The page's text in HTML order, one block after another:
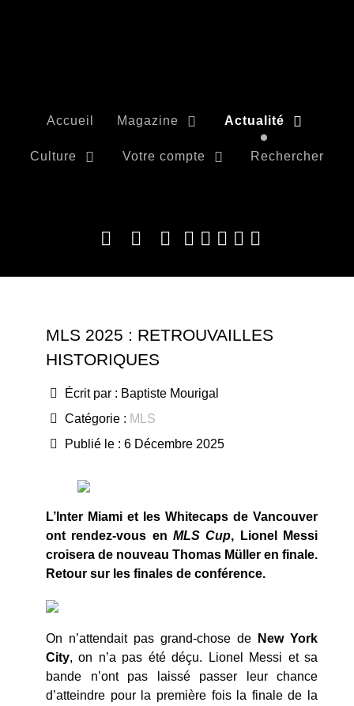
Accueil Magazine Actualité
Culture Votre compte Rechercher
MLS 2025 : RETROUVAILLES
HISTORIQUES
Écrit par : Baptiste Mourigal
Catégorie : MLS
Publié le : 6 Décembre 2025
L’Inter Miami et les Whitecaps de Vancouver
ont rendez-vous en MLS Cup, Lionel Messi
croisera de nouveau Thomas Müller en finale.
Retour sur les finales de conférence.
On n’attendait pas grand-chose de
New York
City, on n’a pas été déçu. Lionel Messi et sa
bande n’ont pas laissé passer leur chance
d’atteindre pour la première fois la finale de la